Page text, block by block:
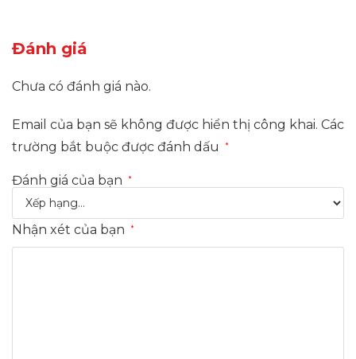
Đánh giá
Chưa có đánh giá nào.
Email của bạn sẽ không được hiển thị công khai. Các
trường bắt buộc được đánh dấu
*
Đánh giá của bạn *
Nhận xét của bạn *